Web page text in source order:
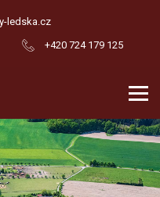
ledska.cz
+420 724 179 125